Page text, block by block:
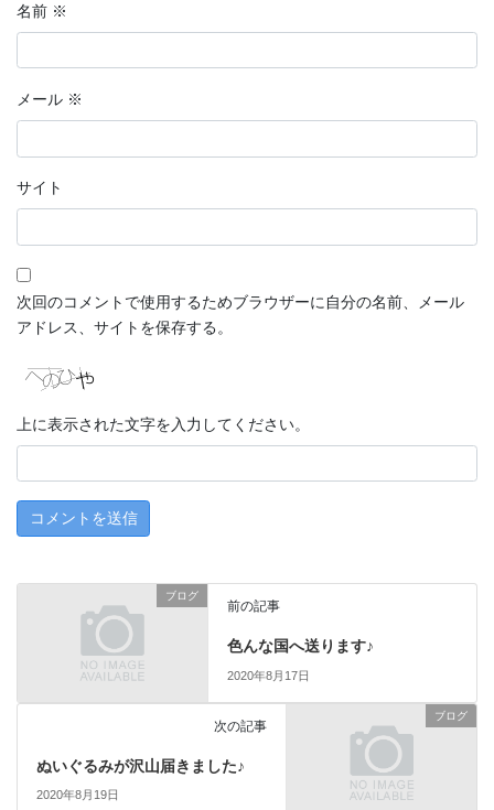
名前 ※
メール ※
サイト
次回のコメントで使用するためブラウザーに自分の名前、メール
アドレス、サイトを保存する。
上に表示された文字を入力してください。
ブログ
前の記事
色んな国へ送ります♪
2020年8月17日
ブログ
次の記事
ぬいぐるみが沢山届きました♪
2020年8月19日